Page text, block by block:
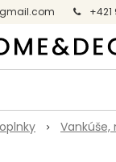
Facebook
Vankúše,